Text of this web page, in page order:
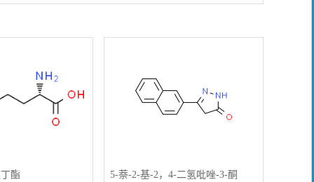
酯
5-萘-2-基-2，4-二氢吡唑-3-酮